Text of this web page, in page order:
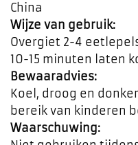
China
Wijze van gebruik:
Overgiet 2-4
10-15 minuten laten
Bewaaradvies:
Koel, droog en
bereik van kinderen
Waarschuwing: